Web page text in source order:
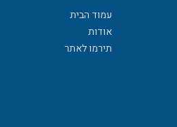
עמוד הבית
אודות
תירמו לאתר